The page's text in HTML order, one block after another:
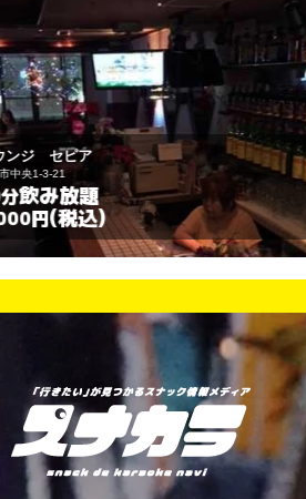
ミラクル
大和市南林間1-5-8 ﾊﾟﾙｺﾋﾞﾙ1F
90分飲み放題
3,000円(税込)